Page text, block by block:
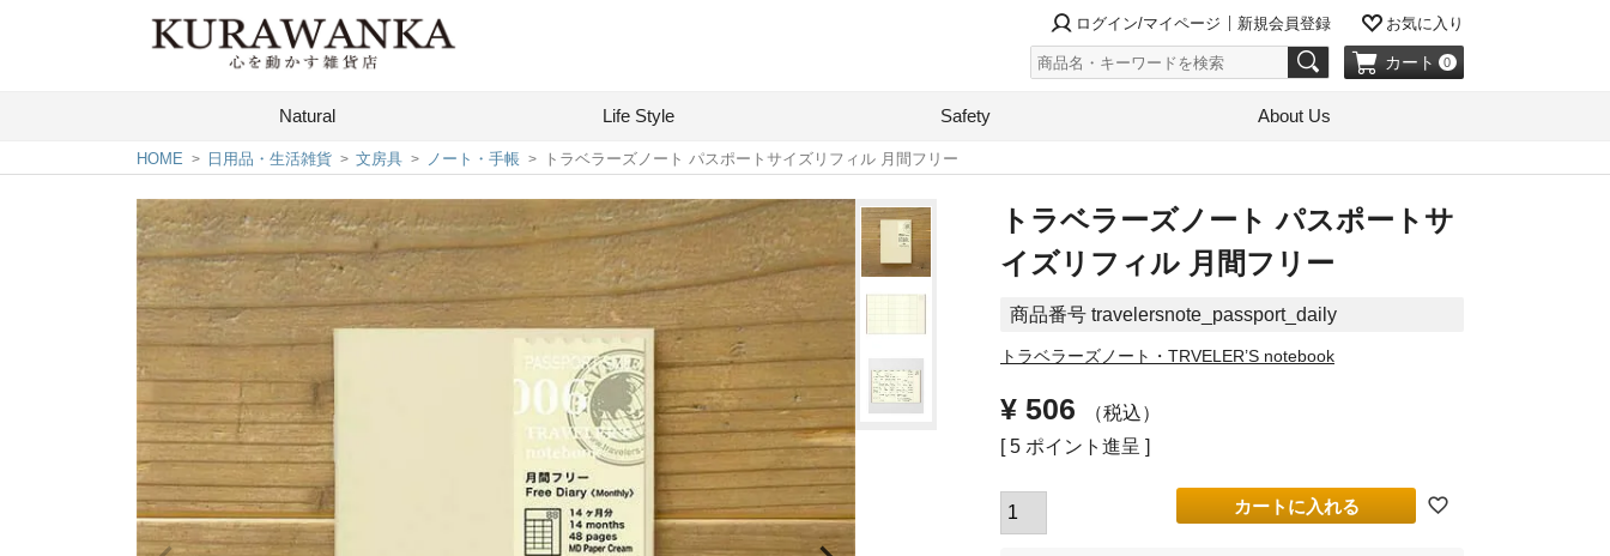
ログイン/マイページ 新規会員登録 お気に入り
カート 0
Natural Life Style Safety About Us
HOME 日用品・生活雑貨 文房具 ノート・手帳 トラベラーズノート パスポートサイズリフィル 月間フリー
トラベラーズノート パスポートサ
イズリフィル 月間フリー
商品番号 travelersnote_passport_daily
トラベラーズノート・TRVELER’S notebook
¥ 506
税込
[ 5 ポイント進呈 ]
カートに入れる